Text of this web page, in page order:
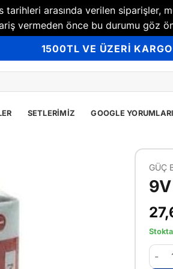
arasında verilen siparişler,
vermeden önce bu durumu göz
1500TL VE ÜZERİ
SETLERIMIZ GOOGLE YORUMLARI
GÜÇ
Stokta
9V